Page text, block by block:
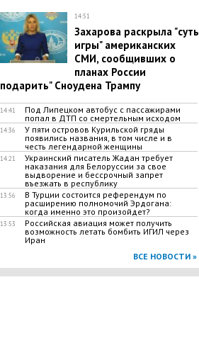
14:51
Захарова раскрыла "суть
игры" американских
СМИ, сообщивших о
планах России
Сноудена Трампу
14:41
Под Липецком автобус с пассажирами
попал в ДТП со смертельным исходом
14:36
У пяти островов Курильской гряды
появились названия, в том числе и в
честь легендарной женщины
14:21
Украинский писатель Жадан требует
наказания для Белоруссии за свое
выдворение и бессрочный запрет
въезжать в республику
13:56
В Турции состоится референдум по
расширению полномочий Эрдогана:
когда именно это произойдет?
13:53
Российская авиация может получить
возможность летать бомбить ИГИЛ через
Иран
ВСЕ НОВОСТИ »